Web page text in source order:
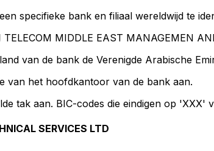
specifieke bank en filiaal wereldwijd te
MIDDLE EAST MANAGEMEN
van de bank de Verenigde Arabische
van het hoofdkantoor van de bank aan.
tak aan. BIC-codes die eindigen op
SERVICES LTD